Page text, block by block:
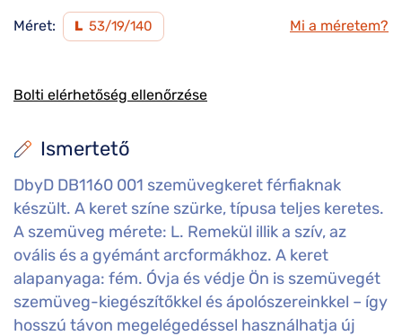
Ismertető
DbyD DB1160 001 szemüvegkeret férfiaknak
készült. A keret színe szürke, típusa teljes keretes.
A szemüveg mérete: L. Remekül illik a szív, az
ovális és a gyémánt arcformákhoz. A keret
alapanyaga: fém. Óvja és védje Ön is szemüvegét
szemüveg-kiegészítőkkel és ápolószereinkkel – így
hosszú távon megelégedéssel használhatja új
Méret: L 53/19/140 Mi a méretem?
Bolti elérhetőség ellenőrzése